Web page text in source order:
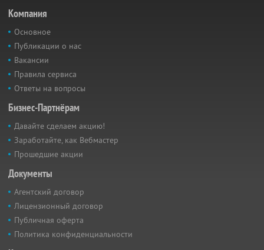
Компания
Основное
Публикации о нас
Вакансии
Правила сервиса
Ответы на вопросы
Бизнес-Партнёрам
Давайте сделаем акцию!
Заработайте, как Вебмастер
Прошедшие акции
Документы
Агентский договор
Лицензионный договор
Публичная оферта
Политика конфиденциальности